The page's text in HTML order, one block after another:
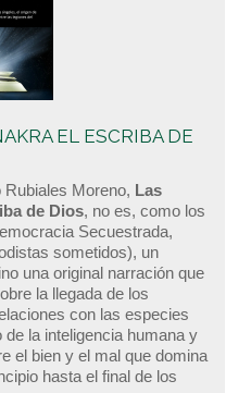
EL ESCRIBA DE
Moreno, Las
de Dios, no es, como los
Secuestrada,
sometidos), un
una original narración que
la llegada de los
con las especies
la inteligencia humana y
el bien y el mal que domina
hasta el final de los